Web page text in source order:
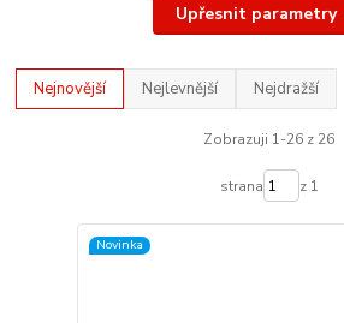
Upřesnit parametry
Nejnovější Nejlevnější Nejdražší
Zobrazuji 1-26 z 26
strana z 1
Novinka